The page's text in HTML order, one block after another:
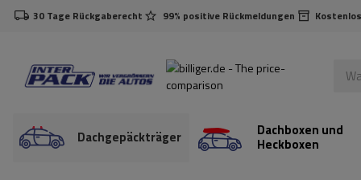
30 Tage Rückgaberecht 99% positive Rückmeldungen
Dachgepäckträger Dachboxen und
Heckboxen